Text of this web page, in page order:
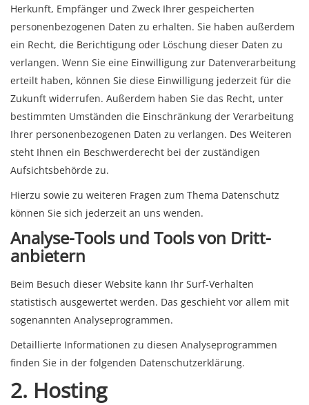
Herkunft, Empfänger und Zweck Ihrer gespeicherten
personenbezogenen Daten zu erhalten. Sie haben außerdem
ein Recht, die Berichtigung oder Löschung dieser Daten zu
verlangen. Wenn Sie eine Einwilligung zur Datenverarbeitung
erteilt haben, können Sie diese Einwilligung jederzeit für die
Zukunft widerrufen. Außerdem haben Sie das Recht, unter
bestimmten Umständen die Einschränkung der Verarbeitung
Ihrer personenbezogenen Daten zu verlangen. Des Weiteren
steht Ihnen ein Beschwerderecht bei der zuständigen
Aufsichtsbehörde zu.
Hierzu sowie zu weiteren Fragen zum Thema Datenschutz
können Sie sich jederzeit an uns wenden.
Analyse-Tools und Tools von Dritt­
anbietern
Beim Besuch dieser Website kann Ihr Surf-Verhalten
statistisch ausgewertet werden. Das geschieht vor allem mit
sogenannten Analyseprogrammen.
Detaillierte Informationen zu diesen Analyseprogrammen
finden Sie in der folgenden Datenschutzerklärung.
2. Hosting